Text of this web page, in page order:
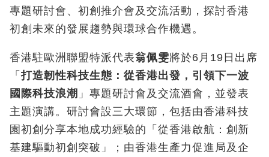
專題研討會、初創推介會及交流活動，探討香港
初創未來的發展趨勢與環球合作機遇。
香港駐歐洲聯盟特派代表翁佩雯將於6月19日出席
「打造韌性科技生態：從香港出發，引領下一波
國際科技浪潮 」專題研討會及交流酒會，並發表
主題演講。研討會設三大環節，包括由香港科技
園初創分享本地成功經驗的「從香港啟航：創新
基建驅動初創突破」；由香港生產力促進局及企